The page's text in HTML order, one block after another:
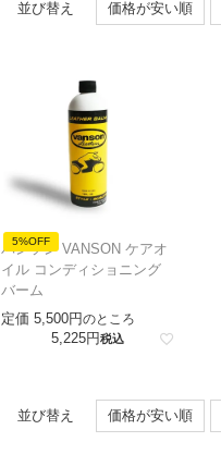
並び替え 価格が安い順
5%OFF
バンソン VANSON ケアオ
イル コンディショニング
バーム
定価 5,500 のところ
5,225 税込
並び替え 価格が安い順